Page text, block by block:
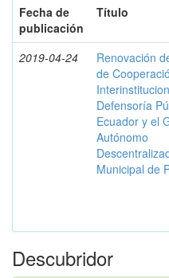
Fecha de
publicación
Título
2019-04-24
Renovación
de
Defensoría
Ecuador y el
Autónomo
Municipal de
Descubridor